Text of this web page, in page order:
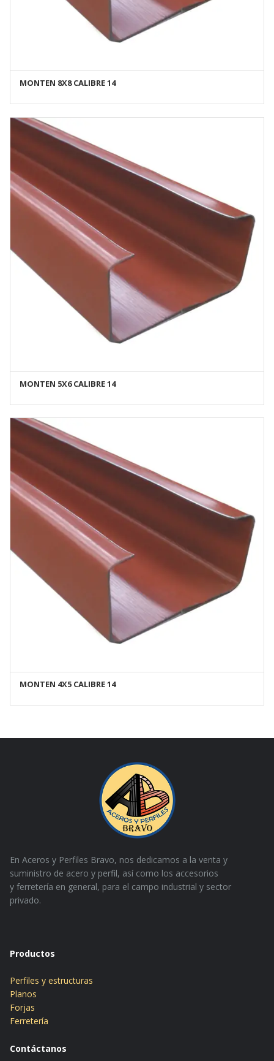
AÑADIR AL CARRITO
MONTEN 8X8 CALIBRE 14
AÑADIR AL CARRITO
MONTEN 5X6 CALIBRE 14
AÑADIR AL CARRITO
MONTEN 4X5 CALIBRE 14
En Aceros y Perfiles Bravo, nos dedicamos a la venta y
suministro de acero y perfil, así como los accesorios
y ferretería en general, para el campo industrial y sector
privado.
Productos
Perfiles y estructuras
Planos
Forjas
Ferretería
Contáctanos